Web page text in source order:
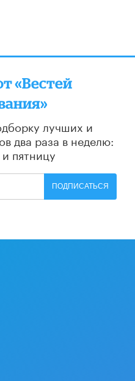
«Вестей
лучших и
два раза в неделю:
пятницу
ПОДПИСАТЬСЯ